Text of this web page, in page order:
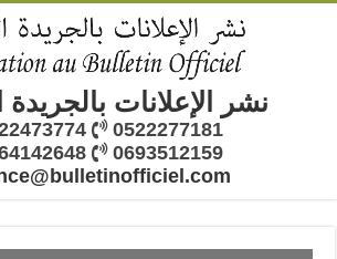
نشر الإعلانات
0522277181
0693512159